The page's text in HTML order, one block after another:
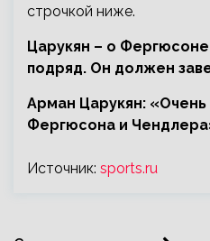
строчкой ниже.
Царукян – о
подряд. Он должен
Арман Царукян: «Очень
Фергюсона и
Источник: sports.ru